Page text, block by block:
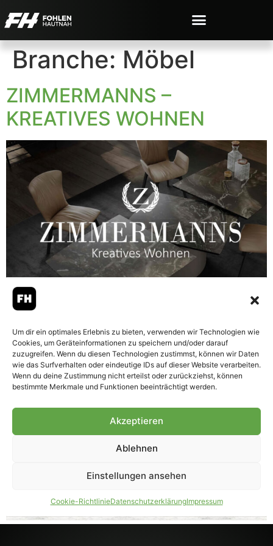
Um dir ein optimales Erlebnis zu bieten, verwenden wir Technologien wie
Cookies, um Geräteinformationen zu speichern und/oder darauf
zuzugreifen. Wenn du diesen Technologien zustimmst, können wir Daten
wie das Surfverhalten oder eindeutige IDs auf dieser Website verarbeiten.
Wenn du deine Zustimmung nicht erteilst oder zurückziehst, können
bestimmte Merkmale und Funktionen beeinträchtigt werden.
Akzeptieren
Ablehnen
Einstellungen ansehen
Cookie-RichtlinieDatenschutzerklärungImpressum
Branche: Möbel
ZIMMERMANNS –
KREATIVES WOHNEN
KÜCHENHAUS JANSEN